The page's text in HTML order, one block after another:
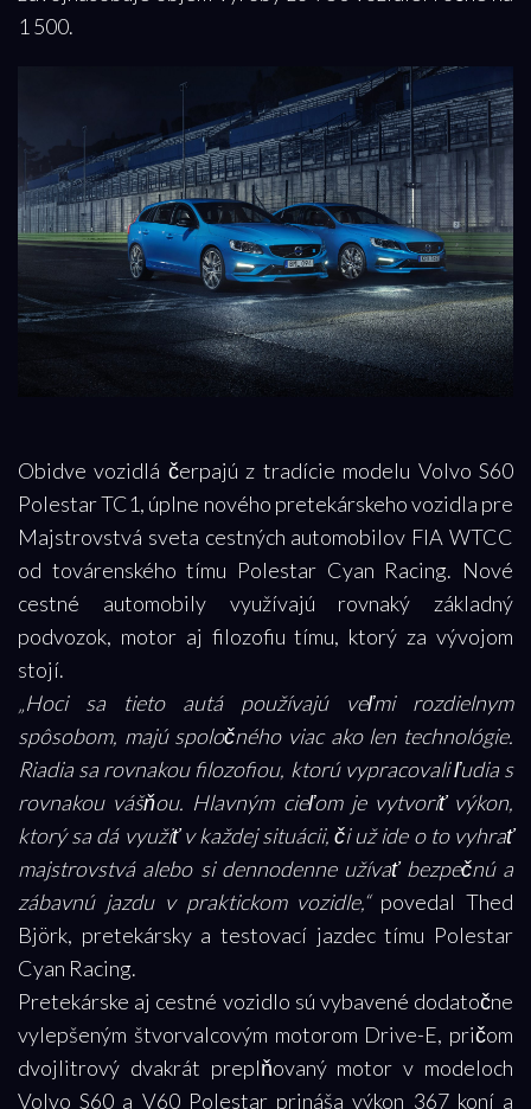
1 500.
Obidve vozidlá čerpajú z tradície modelu Volvo S60
Polestar TC1, úplne nového pretekárskeho vozidla pre
Majstrovstvá sveta cestných automobilov FIA WTCC
od továrenského tímu Polestar Cyan Racing. Nové
cestné automobily využívajú rovnaký základný
podvozok, motor aj filozofiu tímu, ktorý za vývojom
stojí.
„Hoci sa tieto autá používajú veľmi rozdielnym
spôsobom, majú spoločného viac ako len technológie.
Riadia sa rovnakou filozofiou, ktorú vypracovali ľudia s
rovnakou vášňou. Hlavným cieľom je vytvoriť výkon,
ktorý sa dá využiť v každej situácii, či už ide o to vyhrať
majstrovstvá alebo si dennodenne užívať bezpečnú a
zábavnú jazdu v praktickom vozidle,“povedal Thed
Björk, pretekársky a testovací jazdec tímu Polestar
Cyan Racing.
Pretekárske aj cestné vozidlo sú vybavené dodatočne
vylepšeným štvorvalcovým motorom Drive-E, pričom
dvojlitrový dvakrát preplňovaný motor v modeloch
Volvo S60 a V60 Polestar prináša výkon 367 koní a